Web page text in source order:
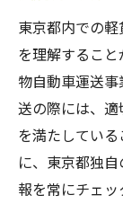
東京都内での
を理解するこ
物自動車運送
送の際には、
を満たしてい
に、東京都独
報を常にチェッ